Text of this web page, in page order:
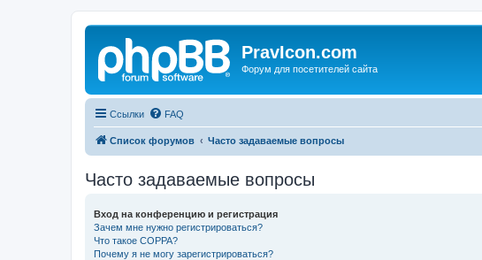
PravIcon.com
Форум для посетителей сайта
Ссылки FAQ
Список форумов Часто задаваемые вопросы
Часто задаваемые вопросы
Вход на конференцию и регистрация
Зачем мне нужно регистрироваться?
Что такое COPPA?
Почему я не могу зарегистрироваться?